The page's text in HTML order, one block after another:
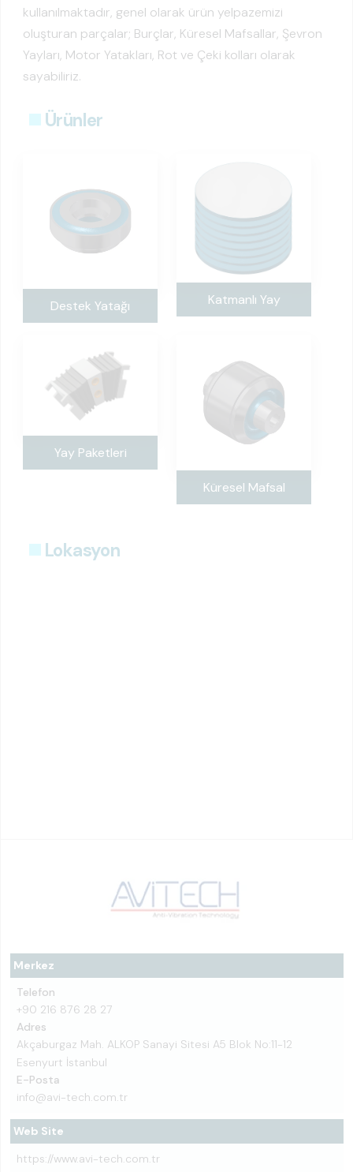
Merkez
Telefon
+90 216 876 28 27
Adres
Akçaburgaz Mah. ALKOP Sanayi Sitesi A5 Blok No:11-12
Esenyurt İstanbul
E-Posta
info@avi-tech.com.tr
Web Site
https://www.avi-tech.com.tr
kullanılmaktadır, genel olarak ürün yelpazemizi
oluşturan parçalar; Burçlar, Küresel Mafsallar, Şevron
Yayları, Motor Yatakları, Rot ve Çeki kolları olarak
sayabiliriz.
Ürünler
Destek Yatağı Katmanlı Yay
Yay Paketleri
Küresel Mafsal
Lokasyon